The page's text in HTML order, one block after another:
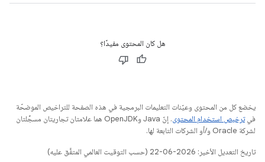
هل كان المحتوى مفيدًا؟
يخضع كل من المحتوى وعيّنات التعليمات البرمجية في هذه الصفحة للتراخيص الموضحّة
فيترخيص استخدام المحتوى
. إنّ Java وOpenJDK هما علامتان تجاريتان مسجَّلتان
لشركة Oracle و/أو الشركات التابعة لها.
تاريخ التعديل الأخير: 2026-06-22 (حسب التوقيت العالمي المتفَّق عليه)